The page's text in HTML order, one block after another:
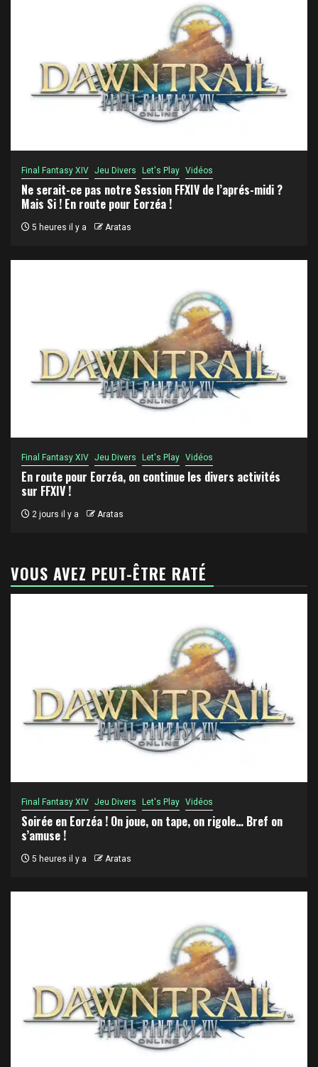
Final Fantasy XIV Jeu Divers Let's Play Vidéos
Ne serait-ce pas notre Session FFXIV de l’aprés-midi ?
Mais Si ! En route pour Eorzéa !
5 heures il y a Aratas
Final Fantasy XIV Jeu Divers Let's Play Vidéos
En route pour Eorzéa, on continue les divers activités
sur FFXIV !
2 jours il y a Aratas
VOUS AVEZ PEUT-ÊTRE RATÉ
Final Fantasy XIV Jeu Divers Let's Play Vidéos
Soirée en Eorzéa ! On joue, on tape, on rigole… Bref on
s’amuse !
5 heures il y a Aratas